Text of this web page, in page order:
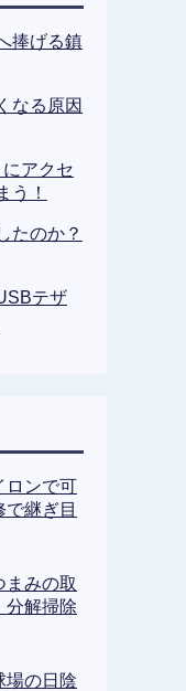
捧げる鎮
なる原因
アクセ
う！
たのか？
テザ
ロンで可
継ぎ目
まみの取
分解掃除
場の日陰